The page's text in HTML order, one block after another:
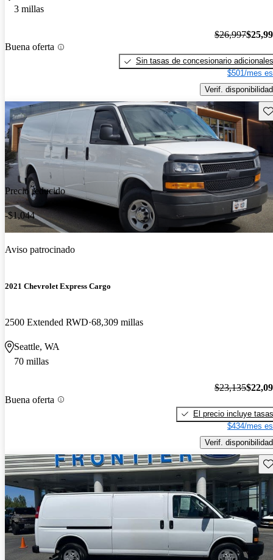
3 millas
Buena oferta
$26,997
Sin tasas de concesionario adicionales
$501/mes
Verif. disponibilidad
Precio reducido
-$1,044
Aviso patrocinado
2021 Chevrolet Express Cargo
2500 Extended RWD 68,309 millas
Seattle, WA
70 millas
Buena oferta
$23,135
El precio incluye tasas
$434/mes
Verif. disponibilidad